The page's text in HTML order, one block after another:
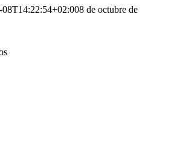
08T14:22:54+02:008 de octubre de
en